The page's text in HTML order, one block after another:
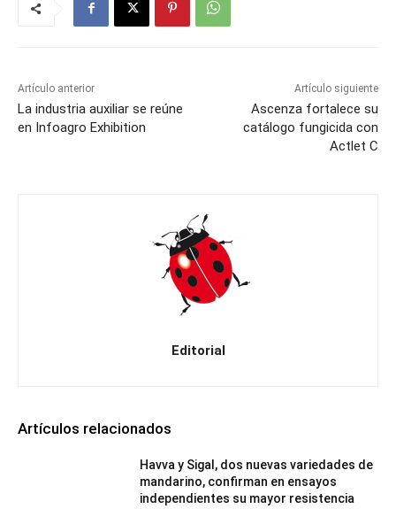
Artículo anterior
La industria auxiliar se reúne
en Infoagro Exhibition
Artículo siguiente
Ascenza fortalece su
catálogo fungicida con
Actlet C
Editorial
Artículos relacionados
Havva y Sigal, dos nuevas variedades de
mandarino, confirman en ensayos
independientes su mayor resistencia